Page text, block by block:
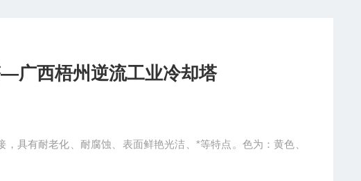
广西梧州逆流工业冷却塔
具有耐老化、耐腐蚀、表面鲜艳光洁、*等特点。色为：黄色、